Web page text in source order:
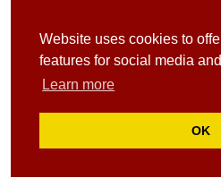
Website uses cookies to
features for social media
Learn more
OK